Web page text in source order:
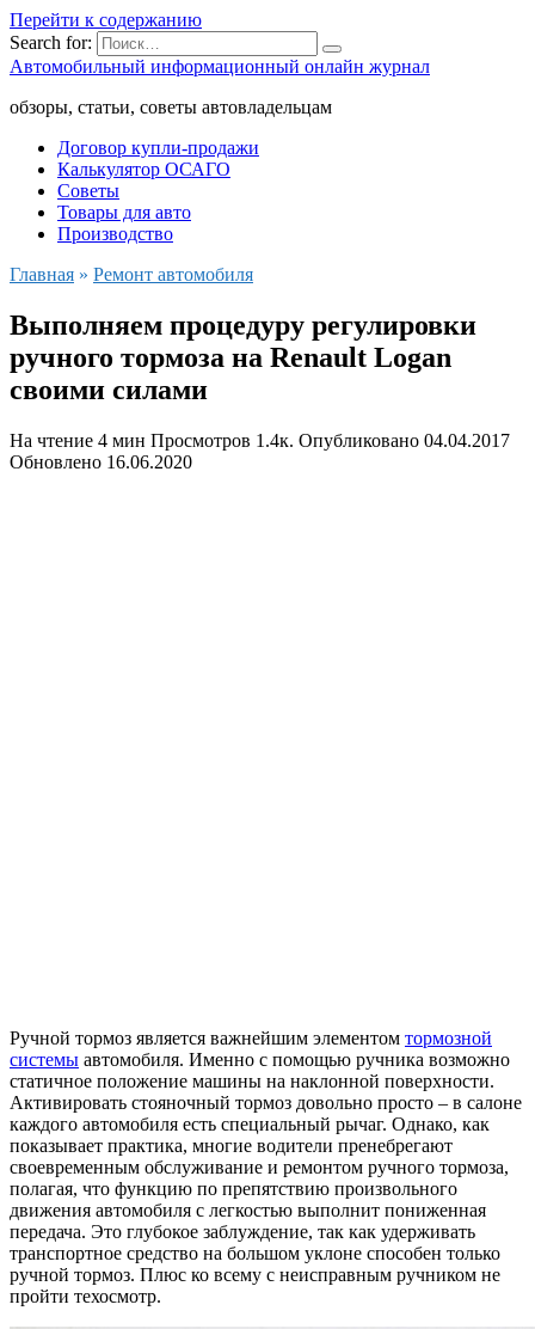
Перейти к содержанию
Search for:
Автомобильный информационный онлайн журнал
обзоры, статьи, советы автовладельцам
Договор купли-продажи
Калькулятор ОСАГО
Советы
Товары для авто
Производство
Главная » Ремонт автомобиля
Выполняем процедуру регулировки
ручного тормоза на Renault Logan
своими силами
На чтение 4 мин Просмотров 1.4к. Опубликовано 04.04.2017
Обновлено 16.06.2020
Ручной тормоз является важнейшим элементом тормозной
системы автомобиля. Именно с помощью ручника возможно
статичное положение машины на наклонной поверхности.
Активировать стояночный тормоз довольно просто – в салоне
каждого автомобиля есть специальный рычаг. Однако, как
показывает практика, многие водители пренебрегают
своевременным обслуживание и ремонтом ручного тормоза,
полагая, что функцию по препятствию произвольного
движения автомобиля с легкостью выполнит пониженная
передача. Это глубокое заблуждение, так как удерживать
транспортное средство на большом уклоне способен только
ручной тормоз. Плюс ко всему с неисправным ручником не
пройти техосмотр.